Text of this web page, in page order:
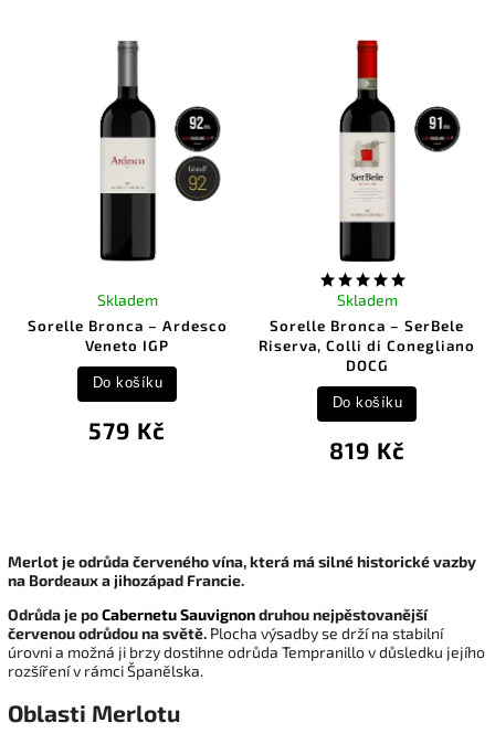
Sorelle Bronca – Ardesco
Veneto IGP
Skladem
579 Kč
Do košíku
Sorelle Bronca – SerBele
Riserva, Colli di Conegliano
DOCG
Skladem
819 Kč
Do košíku
Merlot je odrůda červeného vína, která má silné historické vazby
na Bordeaux a jihozápad Francie.
Odrůda je poCabernetu Sauvignondruhou nejpěstovanější
červenou odrůdou na světě. Plocha výsadby se drží na stabilní
úrovni a možná ji brzy dostihne odrůda Tempranillo v důsledku jejího
rozšíření v rámci Španělska.
Oblasti Merlotu